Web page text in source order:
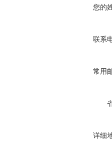
您的
联系
常用
详细